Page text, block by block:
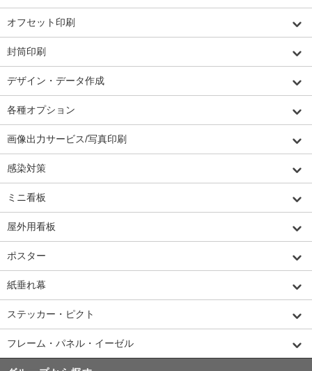
オフセット印刷
封筒印刷
デザイン・データ作成
各種オプション
画像出力サービス/写真印刷
感染対策
ミニ看板
屋外用看板
ポスター
紙垂れ幕
ステッカー・ピクト
フレーム・パネル・イーゼル